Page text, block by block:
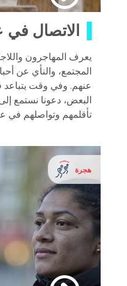
الاتصال في
يعرف المهاجرون
المجتمع، والنأي عن
عنهم. وفي وقت
البعض، دعونا نستمع
تأقلمهم وتواصلهم في
هجرة